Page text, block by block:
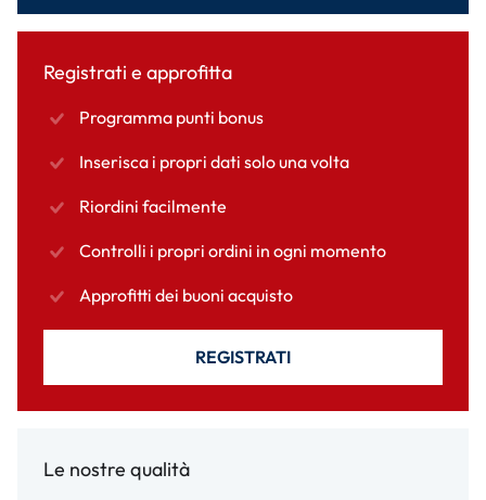
Registrati e approfitta
Programma punti bonus
Inserisca i propri dati solo una volta
Riordini facilmente
Controlli i propri ordini in ogni momento
Approfitti dei buoni acquisto
REGISTRATI
Le nostre qualità